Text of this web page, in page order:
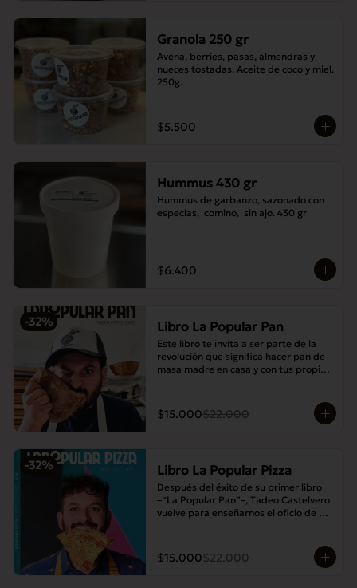
Granola 250 gr
Avena, berries, pasas, almendras y
nueces tostadas. Aceite de coco y miel.
250g.
$5.500
Hummus 430 gr
Hummus de garbanzo, sazonado con
especias,  comino,  sin ajo. 430 gr
$6.400
-32% Libro La Popular Pan
Este libro te invita a ser parte de la
revolución que significa hacer pan de
masa madre en casa y con tus propias
$15.000$22.000
-32% Libro La Popular Pizza
Después del éxito de su primer libro
–“La Popular Pan”–, Tadeo Castelvero
vuelve para enseñarnos el oficio de
familia.
$15.000$22.000